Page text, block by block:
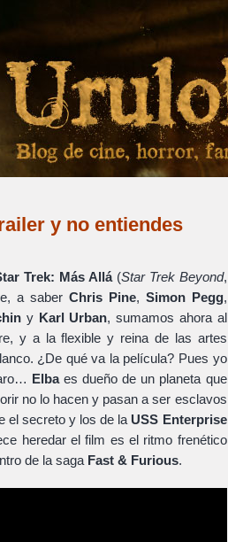
y no entiendes
Trek: Más Allá(Star Trek Beyond,
a saber Chris Pine, Simon Pegg,
y Karl Urban, sumamos ahora al
y a la flexible y reina de las artes
¿De qué va la película? Pues yo
Elbaes dueño de un planeta que
no lo hacen y pasan a ser esclavos
el secreto y los de la USS Enterprise
heredar el film es el ritmo frenético
de la saga Fast & Furious.